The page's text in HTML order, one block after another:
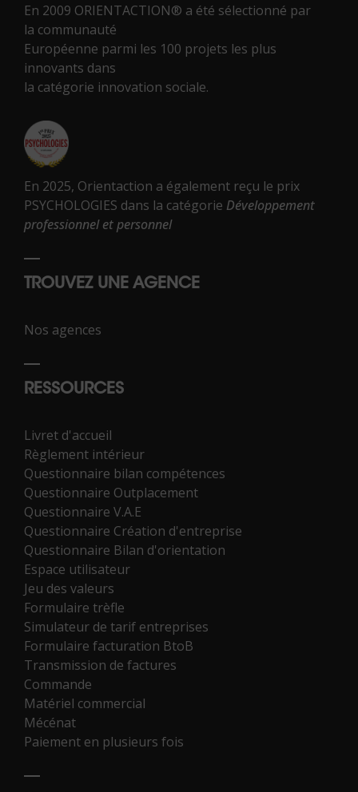
En 2009 ORIENTACTION® a été sélectionné par
la communauté
Européenne parmi les 100 projets les plus
innovants dans
la catégorie innovation sociale.
En 2025, Orientaction a également reçu le prix
PSYCHOLOGIES dans la catégorie Développement
professionnel et personnel
TROUVEZ UNE AGENCE
Nos agences
RESSOURCES
Livret d'accueil
Règlement intérieur
Questionnaire bilan compétences
Questionnaire Outplacement
Questionnaire V.A.E
Questionnaire Création d'entreprise
Questionnaire Bilan d'orientation
Espace utilisateur
Jeu des valeurs
Formulaire trèfle
Simulateur de tarif entreprises
Formulaire facturation BtoB
Transmission de factures
Commande
Matériel commercial
Mécénat
Paiement en plusieurs fois